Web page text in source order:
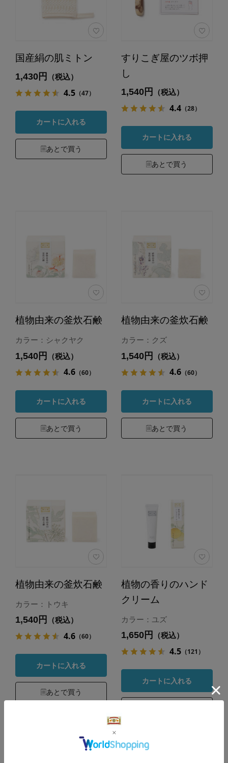
国産絹の肌ミトン
1,430円 （税込）
4.5（47）
カートに入れる
あとで買う
すりこぎ屋のツボ押
し
1,540円 （税込）
4.4（28）
カートに入れる
あとで買う
植物由来の釜炊石鹸
カラー：シャクヤク
1,540円 （税込）
4.6（60）
カートに入れる
あとで買う
植物由来の釜炊石鹸
カラー：クズ
1,540円 （税込）
4.6（60）
カートに入れる
あとで買う
植物由来の釜炊石鹸
カラー：トウキ
1,540円 （税込）
4.6（60）
カートに入れる
あとで買う
植物の香りのハンド
クリーム
カラー：ユズ
1,650円 （税込）
4.5（121）
カートに入れる